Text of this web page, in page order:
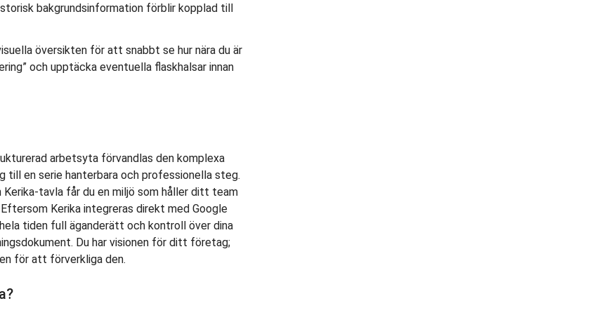
bakgrundsinformation förblir kopplad till
översikten för att snabbt se hur nära du är
och upptäcka eventuella flaskhalsar innan
arbetsyta förvandlas den komplexa
en serie hanterbara och professionella steg.
tavla får du en miljö som håller ditt team
Kerika integreras direkt med Google
tiden full äganderätt och kontroll över dina
Du har visionen för ditt företag;
för att förverkliga den.